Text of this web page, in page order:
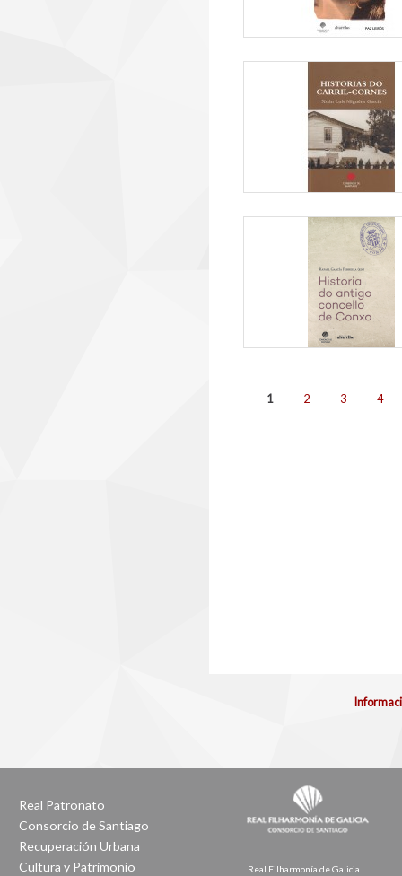
Páginas
1 2 3 4
Real Patronato
Consorcio de Santiago
Recuperación Urbana
Cultura y Patrimonio
Real Filharmonía de Galicia